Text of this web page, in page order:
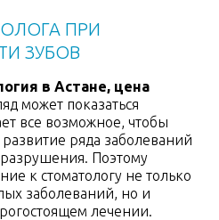
ПРИ
ЗУБОВ
в Астане, цена
может показаться
все возможное, чтобы
ряда заболеваний
Поэтому
к стоматологу не только
заболеваний, но и
лечении.